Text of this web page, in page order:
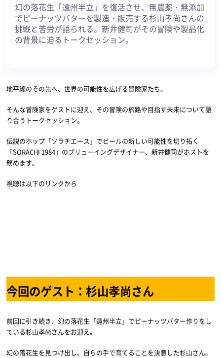
幻の落花生「遠州半立」を復活させ、無農薬・無添加
でピーナッツバターを製造・販売する杉山孝尚さんの
挑戦と苦労が語られる。新井健司がその冒険や製品化
の背景に迫るトークセッション。
地平線のその先へ、世界の可能性を広げる冒険家たち。
そんな冒険家をゲストに迎え、その冒険の旅路や目指す未来について語
り合うトークセッション。
伝説のホップ「ソラチエース」でビールの新しい可能性を切り拓く
「SORACHI 1984」のブリューイングデザイナー、新井健司がホストを
務めます。
視聴は以下のリンクから
今回のゲスト：杉山孝尚さん
前回に引き続き、幻の落花生「遠州半立」でピーナッツバター作りをし
ている杉山孝尚さんをお迎え。
幻の落花生を見つけ出し、自らの手で育てることを決意した杉山さん。